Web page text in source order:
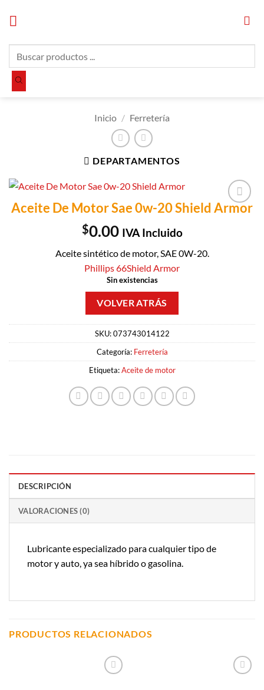
productos
Inicio / Ferretería
DEPARTAMENTOS
Añadir a
Aceite De Motor Sae 0w-20 Shield Armor
$0.00 IVA Incluido
Aceite sintético de motor, SAE 0W-20.
Phillips 66Shield Armor
Sin existencias
SKU:073743014122
Categoría: Ferretería
Etiqueta:Aceite de motor
DESCRIPCIÓN
VALORACIONES (0)
Lubricante especializado para cualquier tipo de
motor y auto, ya sea híbrido o gasolina.
PRODUCTOS RELACIONADOS